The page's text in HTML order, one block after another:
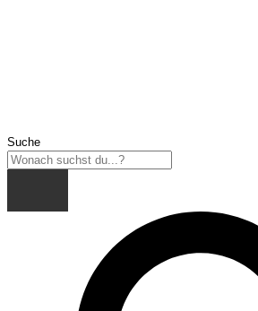
Suche